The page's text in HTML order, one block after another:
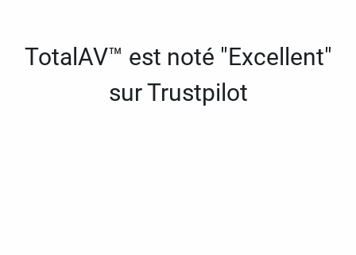
TotalAV™ est noté "Excellent"
sur Trustpilot